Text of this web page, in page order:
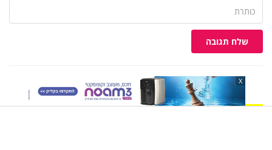
שלח תגובה
הצטרפו לקבוצת הוואטסאפ לקראת ZOOM
X